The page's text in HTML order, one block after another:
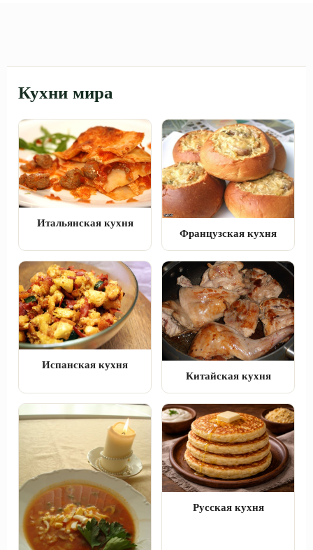
Кухни мира
Итальянская кухня
Французская кухня
Испанская кухня
Китайская кухня
Русская кухня